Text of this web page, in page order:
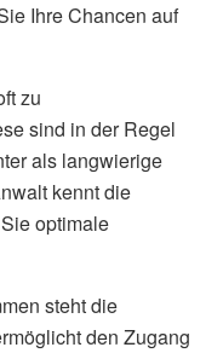
Ihre Chancen auf
zu
sind in der Regel
als langwierige
kennt die
optimale
steht die
den Zugang